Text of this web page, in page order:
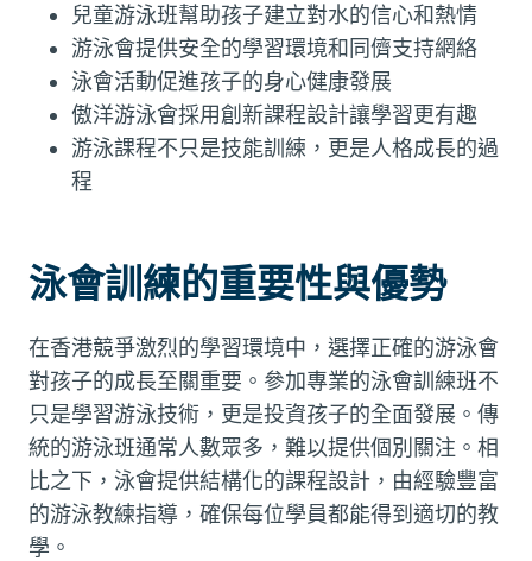
兒童游泳班幫助孩子建立對水的信心和熱情
游泳會提供安全的學習環境和同儕支持網絡
泳會活動促進孩子的身心健康發展
傲洋游泳會採用創新課程設計讓學習更有趣
游泳課程不只是技能訓練，更是人格成長的過
程
泳會訓練的重要性與優勢
在香港競爭激烈的學習環境中，選擇正確的游泳會
對孩子的成長至關重要。參加專業的泳會訓練班不
只是學習游泳技術，更是投資孩子的全面發展。傳
統的游泳班通常人數眾多，難以提供個別關注。相
比之下，泳會提供結構化的課程設計，由經驗豐富
的游泳教練指導，確保每位學員都能得到適切的教
學。